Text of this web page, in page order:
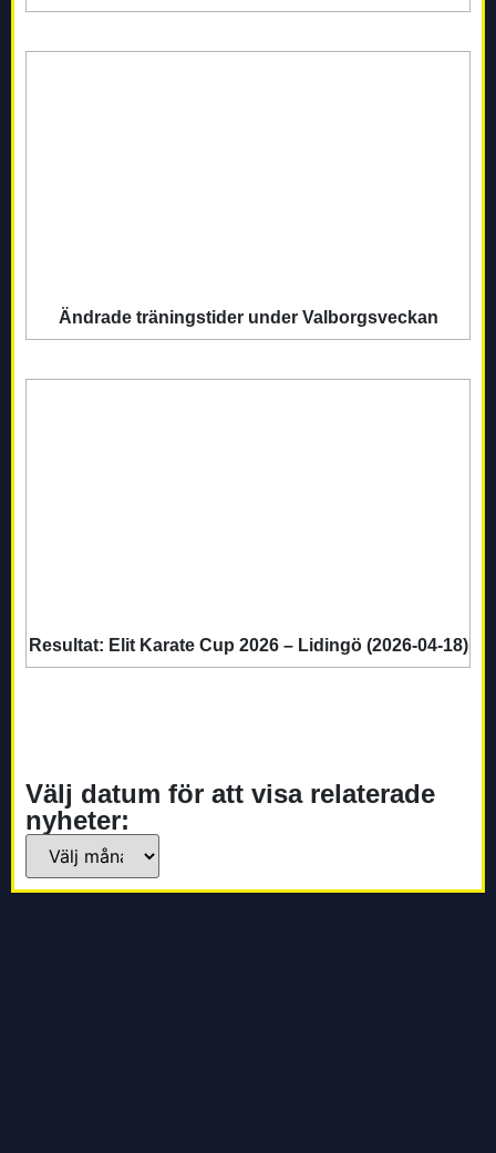
Ändrade träningstider under Valborgsveckan
Resultat: Elit Karate Cup 2026 – Lidingö (2026-04-18)
Välj datum för att visa relaterade
nyheter: